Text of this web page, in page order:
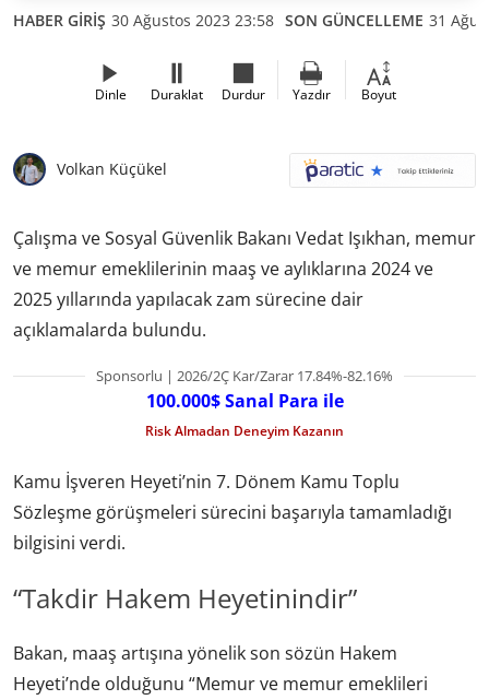
HABER GİRİŞ 30 Ağustos 2023 23:58 SON GÜNCELLEME 31
Dinle Duraklat Durdur Yazdır Boyut
Volkan Küçükel
Çalışma ve Sosyal Güvenlik Bakanı Vedat Işıkhan, memur
ve memur emeklilerinin maaş ve aylıklarına 2024 ve
2025 yıllarında yapılacak zam sürecine dair
açıklamalarda bulundu.
Sponsorlu | 2026/2Ç Kar/Zarar 17.84%-82.16%
100.000$ Sanal Para ile
Risk Almadan Deneyim Kazanın
Kamu İşveren Heyeti’nin 7. Dönem Kamu Toplu
Sözleşme görüşmeleri sürecini başarıyla tamamladığı
bilgisini verdi.
“Takdir Hakem Heyetinindir”
Bakan, maaş artışına yönelik son sözün Hakem
Heyeti’nde olduğunu “Memur ve memur emeklileri